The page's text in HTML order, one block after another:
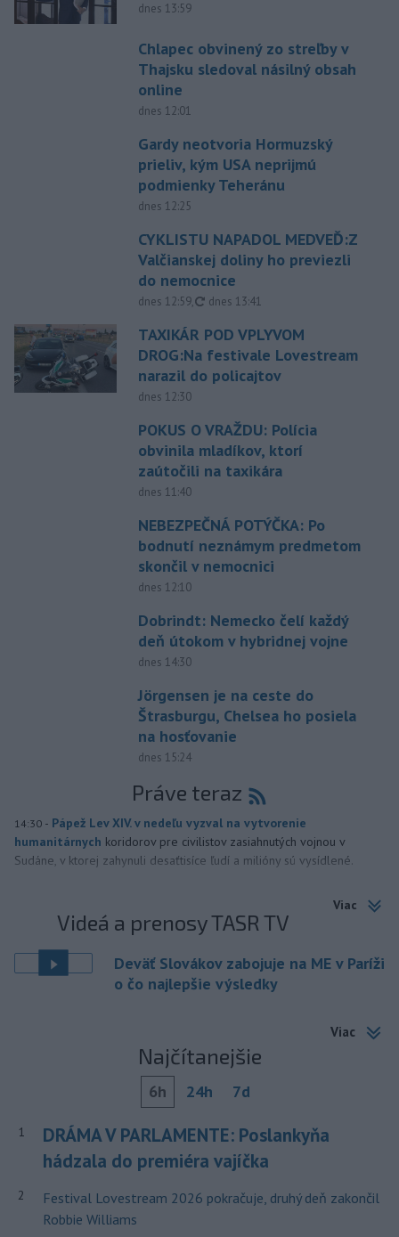
dnes 13:59
Chlapec obvinený zo streľby v
Thajsku sledoval násilný obsah
online
dnes 12:01
Gardy neotvoria Hormuzský
prieliv, kým USA neprijmú
podmienky Teheránu
dnes 12:25
CYKLISTU NAPADOL MEDVEĎ:Z
Valčianskej doliny ho previezli
do nemocnice
dnes 12:59, aktualizované
dnes 13:41
TAXIKÁR POD VPLYVOM
DROG:Na festivale Lovestream
narazil do policajtov
dnes 12:30
POKUS O VRAŽDU: Polícia
obvinila mladíkov, ktorí
zaútočili na taxikára
dnes 11:40
NEBEZPEČNÁ POTÝČKA: Po
bodnutí neznámym predmetom
skončil v nemocnici
dnes 12:10
Dobrindt: Nemecko čelí každý
deň útokom v hybridnej vojne
dnes 14:30
Jörgensen je na ceste do
Štrasburgu, Chelsea ho posiela
na hosťovanie
dnes 15:24
Práve teraz
14:30 - Pápež Lev XIV. v nedeľu vyzval na vytvorenie
humanitárnych koridorov pre civilistov zasiahnutých vojnou v
Sudáne, v ktorej zahynuli desaťtisíce ľudí a milióny sú vysídlené.
Viac
Videá a prenosy TASR TV
Deväť Slovákov zabojuje na ME v Paríži
o čo najlepšie výsledky
Viac
Najčítanejšie
6h 24h 7d
1
DRÁMA V PARLAMENTE: Poslankyňa
hádzala do premiéra vajíčka
2
Festival Lovestream 2026 pokračuje, druhý deň zakončil
Robbie Williams